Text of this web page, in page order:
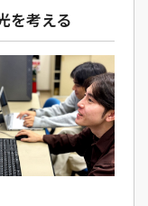
を考える